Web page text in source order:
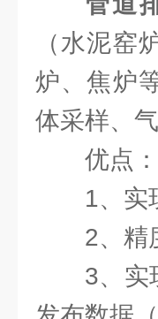
（水泥窑
炉、焦炉
体采样、
优点：
1、实
2、精
3、实